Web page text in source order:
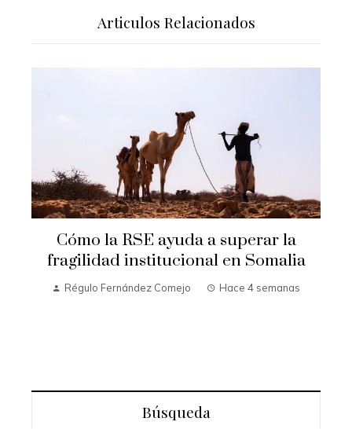
Articulos Relacionados
Cómo la RSE ayuda a superar la
fragilidad institucional en Somalia
Régulo Fernández Comejo Hace 4 semanas
Búsqueda